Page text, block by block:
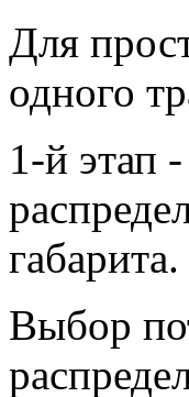
Для
одного
1-й этап
габарита.
Выбор